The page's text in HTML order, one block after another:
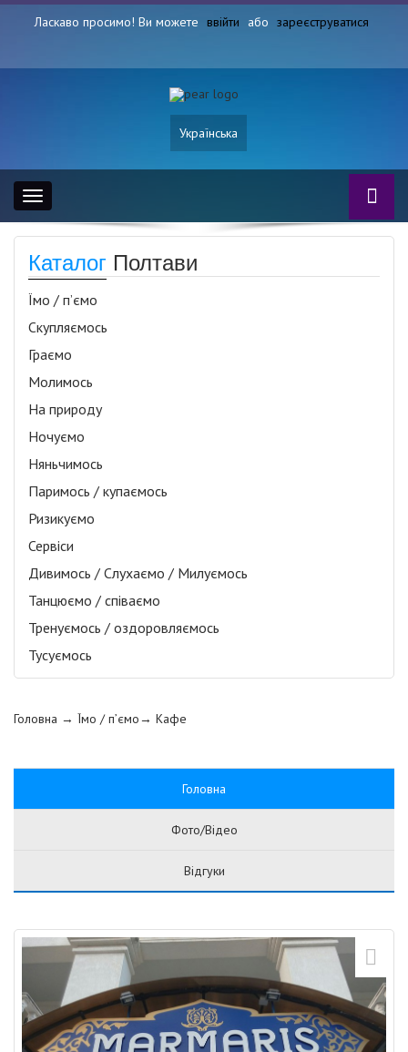
Ласкаво просимо! Ви можете ввійти або зареєструватися
Українська
Toggle
navigation
Каталог Полтави
Їмо / п’ємо
Скупляємось
Граємо
Молимось
На природу
Ночуємо
Няньчимось
Паримось / купаємось
Ризикуємо
Сервіси
Дивимось / Слухаємо / Милуємось
Танцюємо / співаємо
Тренуємось / оздоровляємось
Тусуємось
Головна → Їмо / п’ємо→ Кафе
Головна
Фото/Відео
Відгуки